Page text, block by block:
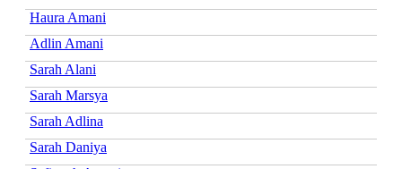
Haura Amani
Adlin Amani
Sarah Alani
Sarah Marsya
Sarah Adlina
Sarah Daniya